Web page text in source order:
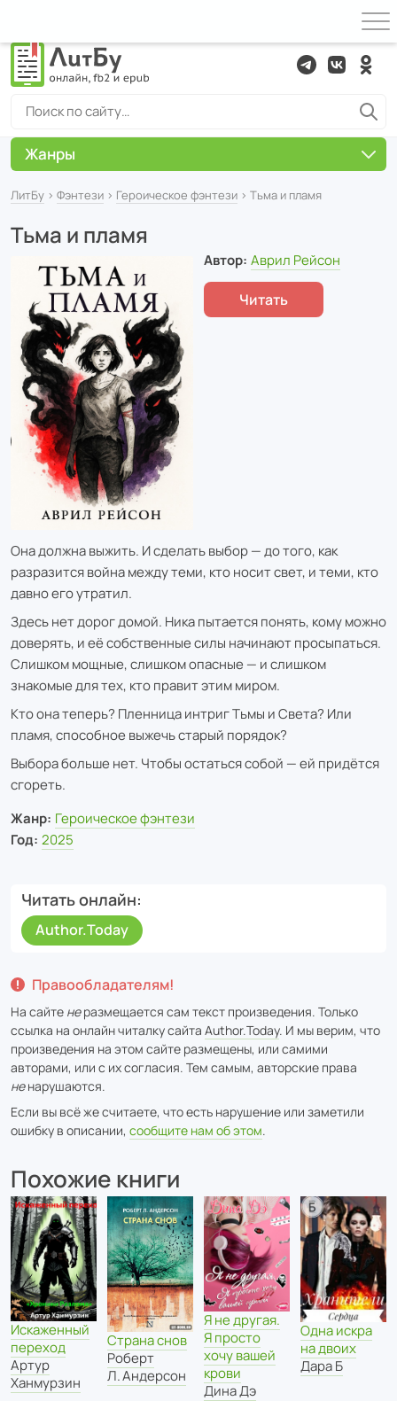
ЛитБу › Фэнтези › Героическое фэнтези › Тьма и пламя
Тьма и пламя
Автор: Аврил Рейсон
Читать
Она должна выжить. И сделать выбор — до того, как
разразится война между теми, кто носит свет, и теми, кто
давно его утратил.
Здесь нет дорог домой. Ника пытается понять, кому можно
доверять, и её собственные силы начинают просыпаться.
Слишком мощные, слишком опасные — и слишком
знакомые для тех, кто правит этим миром.
Кто она теперь? Пленница интриг Тьмы и Света? Или
пламя, способное выжечь старый порядок?
Выбора больше нет. Чтобы остаться собой — ей придётся
сгореть.
Жанр: Героическое фэнтези
Год: 2025
Читать онлайн
Author.Today
Правообладателям!
На сайте неразмещается сам текст произведения. Только
ссылка на онлайн читалку сайта Author.Today. И мы верим, что
произведения на этом сайте размещены, или самими
авторами, или с их согласия. Тем самым, авторские права
ненарушаются.
Если вы всё же считаете, что есть нарушение или заметили
ошибку в описании, сообщите нам об этом.
Похожие книги
Искаженный
переход
Артур
Ханмурзин
Страна снов
Роберт
Л. Андерсон
Я не другая.
Я просто
хочу вашей
крови
Дина Дэ
Одна искра
на двоих
Дара Б
Жанры